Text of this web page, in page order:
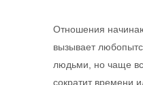
Отношения
вызывает
людьми, но чаще
сократит времени